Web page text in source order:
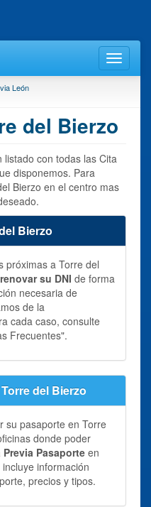
León
del Bierzo
con todas las Cita
disponemos. Para
Bierzo en el centro mas
Bierzo
próximas a Torre del
su DNI de forma
necesaria de
de la
cada caso, consulte
Frecuentes".
del Bierzo
su pasaporte en Torre
donde poder
Previa Pasaporte en
información
precios y tipos.